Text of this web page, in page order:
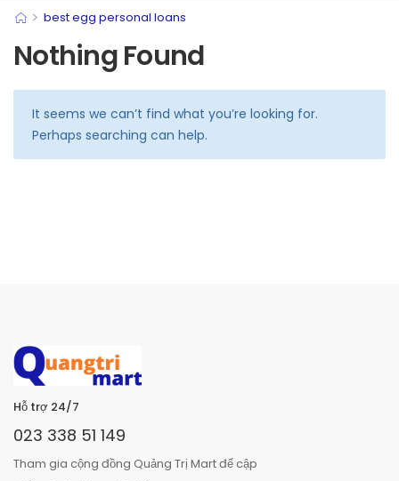
> best egg personal loans
Nothing Found
It seems we can’t find what you’re looking for.
Perhaps searching can help.
Hỗ trợ 24/7
023 338 51 149
Tham gia cộng đồng Quảng Trị Mart để cập